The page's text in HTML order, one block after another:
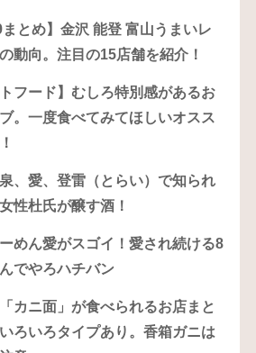
まとめ】金沢 能登 富山うまいレ
動向。注目の15店舗を紹介！
フード】むしろ特別感があるお
。一度食べてみてほしいオスス
、愛、登雷（とらい）で知られ
性杜氏が醸す酒！
めん愛がスゴイ！愛され続ける8
でやろハチバン
カニ面」が食べられるお店まと
ろいろタイプあり。香箱ガニは